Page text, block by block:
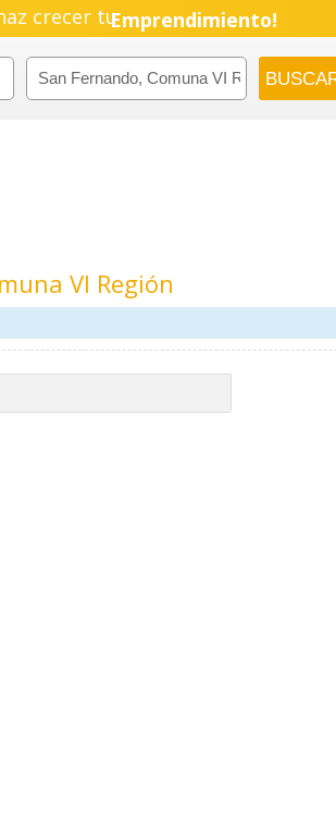
crecer tuEmprendimiento!
VI Región